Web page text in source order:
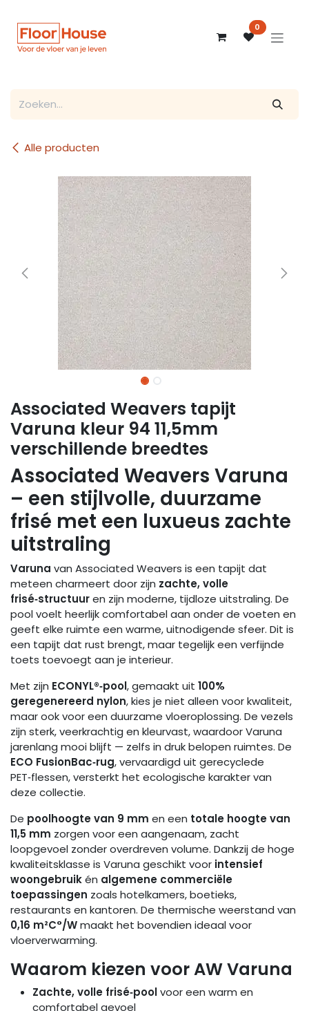
0
Alle producten
Associated Weavers tapijt
Varuna kleur 94 11,5mm
verschillende breedtes
Associated Weavers Varuna
– een stijlvolle, duurzame
frisé met een luxueus zachte
uitstraling
Varuna van Associated Weavers is een tapijt dat
meteen charmeert door zijn zachte, volle
frisé‑structuuren zijn moderne, tijdloze uitstraling. De
pool voelt heerlijk comfortabel aan onder de voeten en
geeft elke ruimte een warme, uitnodigende sfeer. Dit is
een tapijt dat rust brengt, maar tegelijk een verfijnde
toets toevoegt aan je interieur.
Met zijn ECONYL®‑pool, gemaakt uit 100%
geregenereerd nylon, kies je niet alleen voor kwaliteit,
maar ook voor een duurzame vloeroplossing. De vezels
zijn sterk, veerkrachtig en kleurvast, waardoor Varuna
jarenlang mooi blijft — zelfs in druk belopen ruimtes. De
ECO FusionBac‑rug, vervaardigd uit gerecyclede
PET‑flessen, versterkt het ecologische karakter van
deze collectie.
De poolhoogte van 9 mm en een totale hoogte van
11,5 mm zorgen voor een aangenaam, zacht
loopgevoel zonder overdreven volume. Dankzij de hoge
kwaliteitsklasse is Varuna geschikt voor intensief
woongebruikén algemene commerciële
toepassingen zoals hotelkamers, boetieks,
restaurants en kantoren. De thermische weerstand van
0,16 m²C°/Wmaakt het bovendien ideaal voor
vloerverwarming.
Waarom kiezen voor AW Varuna
Zachte, volle frisé‑poolvoor een warm en
comfortabel gevoel